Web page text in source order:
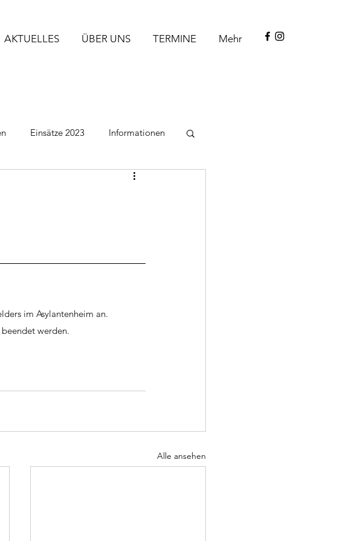
AKTUELLES ÜBER UNS TERMINE Mehr
Einsätze 2023 Informationen
im Asylantenheim an.
werden.
Alle ansehen